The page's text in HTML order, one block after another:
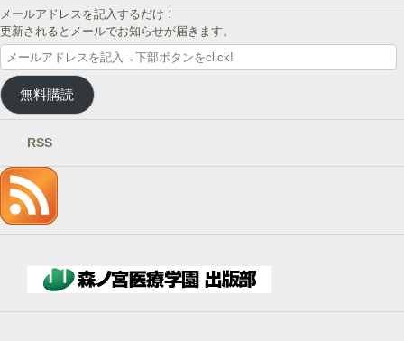
メールアドレスを記入するだけ！
更新されるとメールでお知らせが届きます。
ー
ル
ア
ド
を
記
入
→
ン
無料購読
RSS